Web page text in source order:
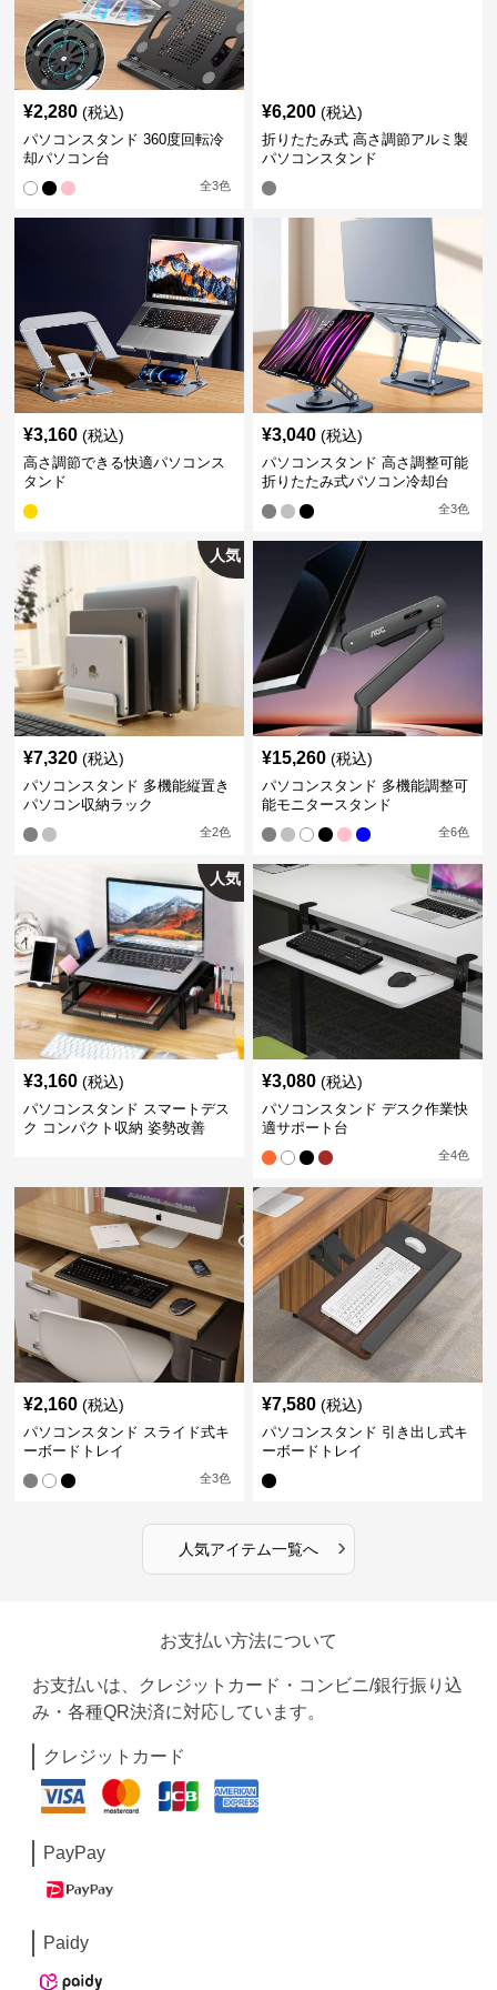
¥2,280 (税込)
パソコンスタンド 360度回転冷
却パソコン台
全3色
¥6,200 (税込)
折りたたみ式 高さ調節アルミ製
パソコンスタンド
¥3,160 (税込)
高さ調節できる快適パソコンス
タンド
¥3,040 (税込)
パソコンスタンド 高さ調整可能
折りたたみ式パソコン冷却台
全3色
人気
¥7,320 (税込)
パソコンスタンド 多機能縦置き
パソコン収納ラック
全2色
¥15,260 (税込)
パソコンスタンド 多機能調整可
能モニタースタンド
全6色
人気
¥3,160 (税込)
パソコンスタンド スマートデス
ク コンパクト収納 姿勢改善
¥3,080 (税込)
パソコンスタンド デスク作業快
適サポート台
全4色
¥2,160 (税込)
パソコンスタンド スライド式キ
ーボードトレイ
全3色
¥7,580 (税込)
パソコンスタンド 引き出し式キ
ーボードトレイ
人気アイテム一覧へ ›
お支払い方法について
お支払いは、クレジットカード・コンビニ/銀行振り込
み・各種QR決済に対応しています。
クレジットカード
PayPay
Paidy